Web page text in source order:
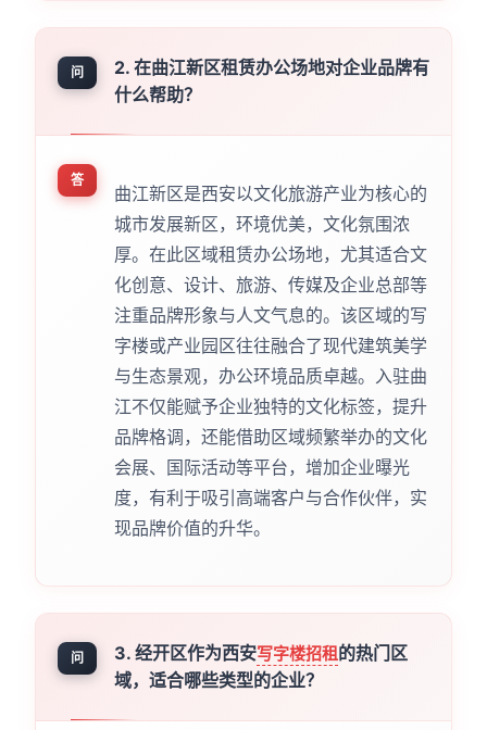
问
2. 在曲江新区租赁办公场地对企业品牌有
什么帮助？
答
曲江新区是西安以文化旅游产业为核心的
城市发展新区，环境优美，文化氛围浓
厚。在此区域租赁办公场地，尤其适合文
化创意、设计、旅游、传媒及企业总部等
注重品牌形象与人文气息的。该区域的写
字楼或产业园区往往融合了现代建筑美学
与生态景观，办公环境品质卓越。入驻曲
江不仅能赋予企业独特的文化标签，提升
品牌格调，还能借助区域频繁举办的文化
会展、国际活动等平台，增加企业曝光
度，有利于吸引高端客户与合作伙伴，实
现品牌价值的升华。
问 3. 经开区作为西安写字楼招租的热门区
域，适合哪些类型的企业？